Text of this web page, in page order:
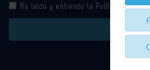
He leído y entiendo la Política de
Enviar